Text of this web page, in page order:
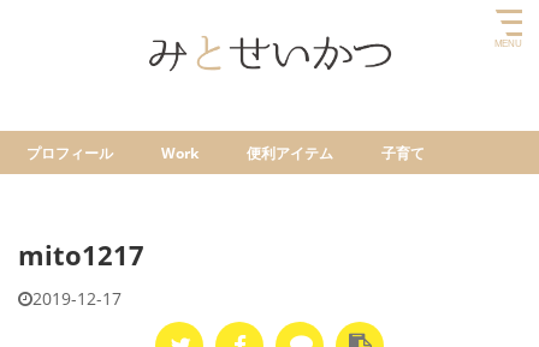
プロフィール Work 便利アイテム 子育て
mito1217
2019-12-17